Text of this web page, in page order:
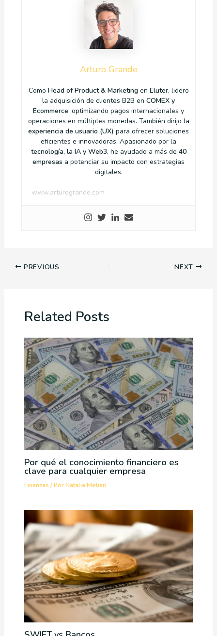
Arturo Grande
Como Head of Product & Marketingen Eluter, lidero
la adquisición de clientes B2B en COMEX y
Ecommerce, optimizando pagos internacionales y
operaciones en múltiples monedas. También dirijo la
experiencia de usuario (UX) para ofrecer soluciones
eficientes e innovadoras. Apasionado por la
tecnología, la IA y Web3, he ayudado a más de 40
empresas a potenciar su impacto con estrategias
digitales.
www.arturogrande.com
PREVIOUS NEXT
Related Posts
Por qué el conocimiento financiero es
clave para cualquier empresa
Finanzas / PorNatalia Melian